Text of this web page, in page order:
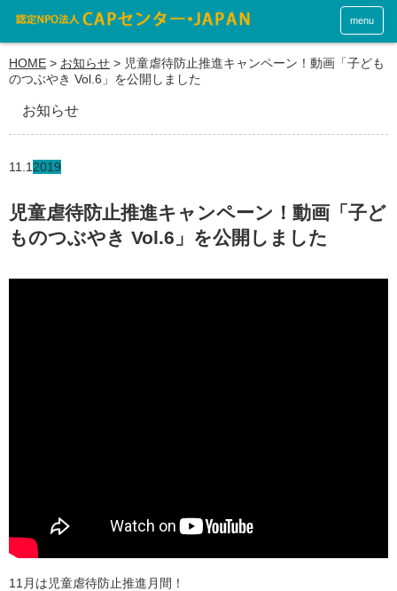
menu
HOME > お知らせ > 児童虐待防止推進キャンペーン！動画「子ども
のつぶやき Vol.6」を公開しました
お知らせ
11.1 2019
児童虐待防止推進キャンペーン！動画「子ど
ものつぶやき Vol.6」を公開しました
11月は児童虐待防止推進月間！